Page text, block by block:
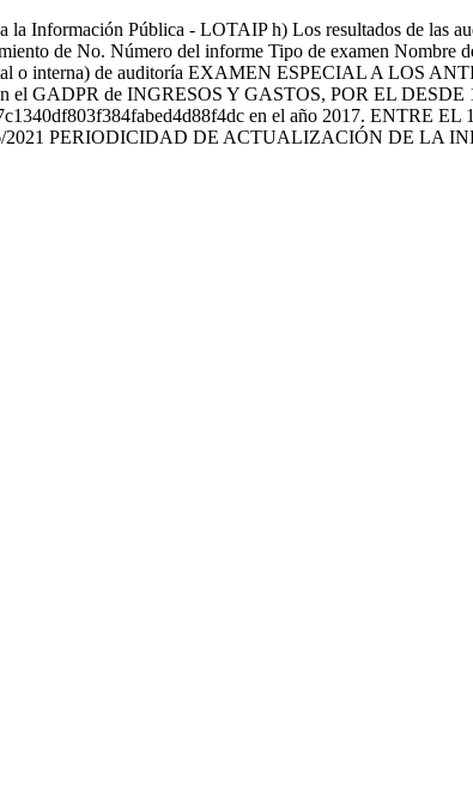
la Información Pública - LOTAIP h) Los resultados de las
de No. Número del informe Tipo de examen Nombre
o interna) de auditoría EXAMEN ESPECIAL A LOS
el GADPR de INGRESOS Y GASTOS, POR EL
en el año 2017. ENTRE
PERIODICIDAD DE ACTUALIZACIÓN DE LA